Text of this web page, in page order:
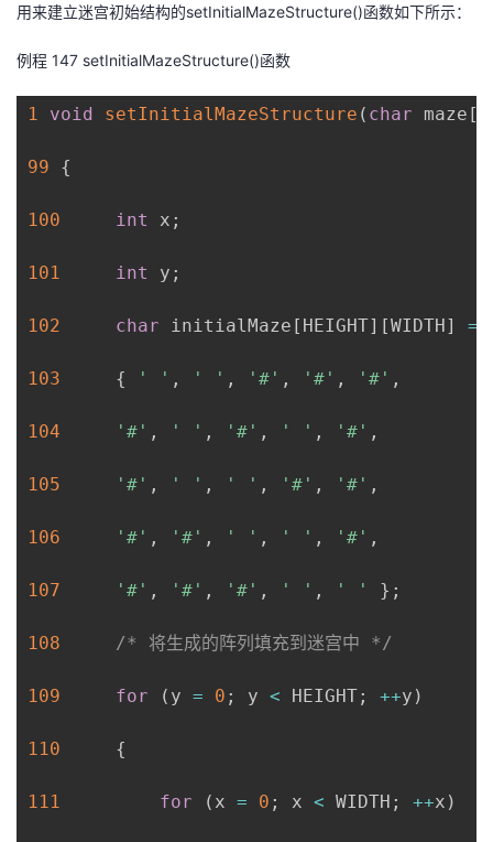
用来建立迷宫初始结构的setInitialMazeStructure()函数如下所示：
例程 147 setInitialMazeStructure()函数
1 void setInitialMazeStructure ( char maze [
99 {
100 int x ;
101 int y ;
102 char initialMaze [ HEIGHT] [WIDTH] =
103 { ' ' , ' ' , '#' , '#' , '#' ,
104 '#' , ' ' , '#' , ' ' , '#' ,
105 '#' , ' ' , ' ' , '#' , '#' ,
106 '#' , '#' , ' ' , ' ' , '#' ,
107 '#' , '#' , '#' , ' ' , ' ' } ;
108 /* 将生成的阵列填充到迷宫中 */
109 for ( y = 0 ; y < HEIGHT; ++y )
110 {
111 for ( x = 0 ; x < WIDTH ; ++x )